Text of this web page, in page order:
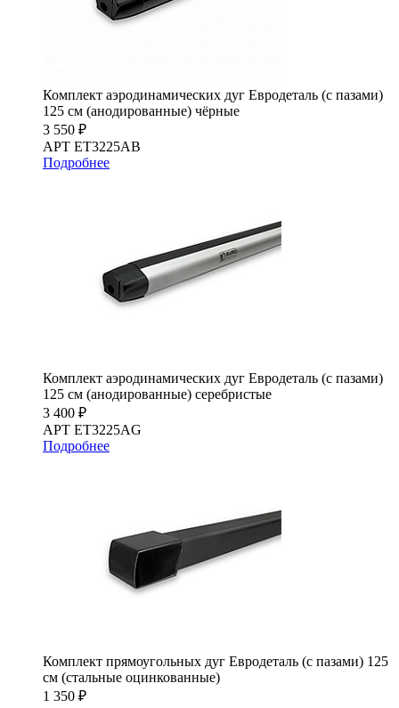
Комплект аэродинамических дуг Евродеталь (с пазами)
125 см (анодированные) чёрные
3 550 ₽
АРТ ET3225AB
Подробнее
Комплект аэродинамических дуг Евродеталь (с пазами)
125 см (анодированные) серебристые
3 400 ₽
АРТ ET3225AG
Подробнее
Комплект прямоугольных дуг Евродеталь (с пазами) 125
см (стальные оцинкованные)
1 350 ₽